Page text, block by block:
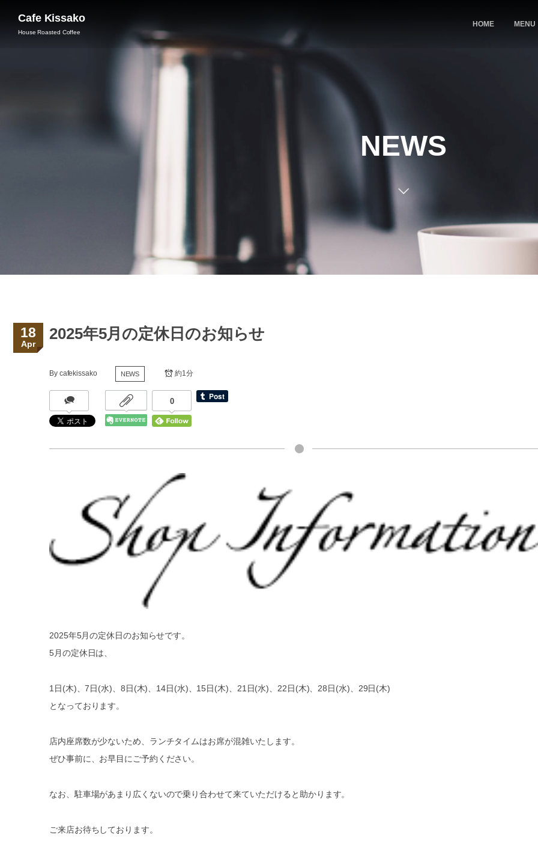
Cafe Kissako
House Roasted Coffee
HOME MENU
NEWS
18
Apr
2025年5月の定休日のお知らせ
By cafekissako NEWS 約1分
0
2025年5月の定休日のお知らせです。
5月の定休日は、
1日(木)、7日(水)、8日(木)、14日(水)、15日(木)、21日(水)、22日(木)、28日(水)、29日(木)
となっております。
店内座席数が少ないため、ランチタイムはお席が混雑いたします。
ぜひ事前に、お早目にご予約ください。
なお、駐車場があまり広くないので乗り合わせて来ていただけると助かります。
ご来店お待ちしております。